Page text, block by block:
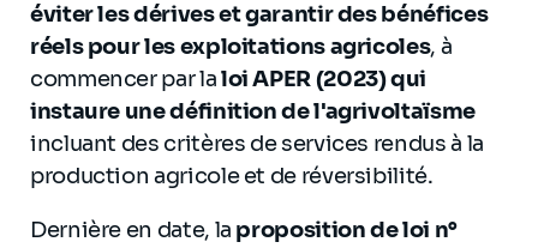
éviter les dérives et garantir des bénéfices
réels pour les exploitations agricoles, à
commencer par laloi APER (2023) qui
instaure une définition de l'agrivoltaïsme
incluant des critères de services rendus à la
production agricole et de réversibilité.
Dernière en date, la proposition de loi n°